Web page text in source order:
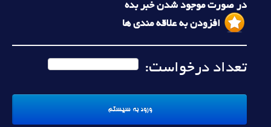
در صورت موجود شدن خبر بده
افزودن به علاقه مندی ها
تعداد درخواست: